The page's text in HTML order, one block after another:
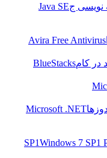
جJava SE
Avira Free
BlueStacks
Microsoft .NET
Windows 7